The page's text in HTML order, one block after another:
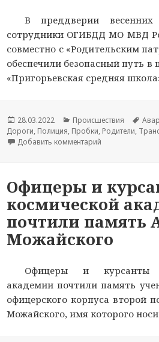
В преддверии
сотрудники ОГИБДД МО МВД
совместно с «Родительским
обеспечили безопасный путь
«Пригорьевская средняя
Опубликовано
28.03.2022 Рубрики
Происшествия
Дороги, Полиция, Пробки, Родители,
Добавить комментарий
Офицеры и
космической
почтили память
Можайского
Офицеры и курсанты
академии почтили память
офицерского корпуса второй
Можайского, имя которого